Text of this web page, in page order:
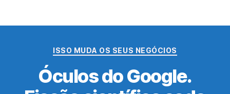
Categorias
ISSO MUDA OS SEUS NEGÓCIOS
Óculos do Google.